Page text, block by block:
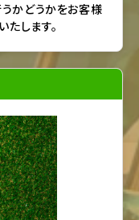
かどうかをお客様
たします。